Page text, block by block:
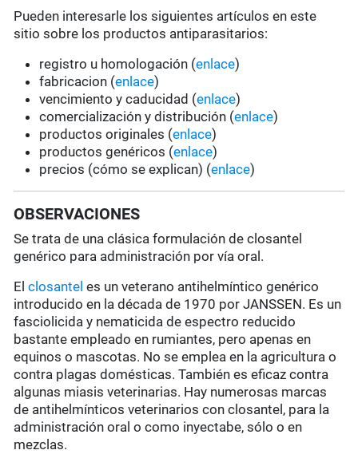
Pueden interesarle los siguientes artículos en este
sitio sobre los productos antiparasitarios:
registro u homologación (enlace)
fabricacion (enlace)
vencimiento y caducidad (enlace)
comercialización y distribución (enlace)
productos originales (enlace)
productos genéricos (enlace)
precios (cómo se explican) (enlace)
OBSERVACIONES
Se trata de una clásica formulación de closantel
genérico para administración por vía oral.
Elclosantel es un veterano antihelmíntico genérico
introducido en la década de 1970 por JANSSEN. Es un
fasciolicida y nematicida de espectro reducido
bastante empleado en rumiantes, pero apenas en
equinos o mascotas. No se emplea en la agricultura o
contra plagas domésticas. También es eficaz contra
algunas miasis veterinarias. Hay numerosas marcas
de antihelmínticos veterinarios con closantel, para la
administración oral o como inyectabe, sólo o en
mezclas.